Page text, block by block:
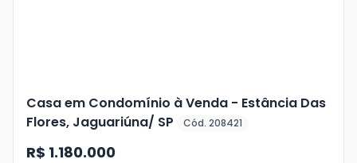
Casa em Condomínio à Venda - Estância Das
Flores, Jaguariúna/ SP
Cód. 208421
R$ 1.180.000